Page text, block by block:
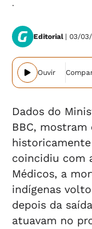
.
Editorial | 03/
Ouvir
Dados do
BBC,
coincidiu com
Médicos, a
indígenas
depois da
atuavam no